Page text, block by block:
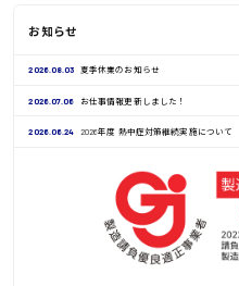
お知らせ
2026.08.03 夏季休業のお知らせ
2026.07.06 お仕事情報更新しました！
2026.06.24 2026年度 熱中症対策継続実施について